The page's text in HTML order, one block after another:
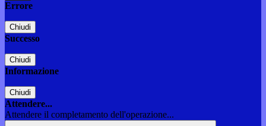
Errore
Chiudi
Successo
Chiudi
Informazione
Chiudi
Attendere...
Attendere il completamento dell'operazione...